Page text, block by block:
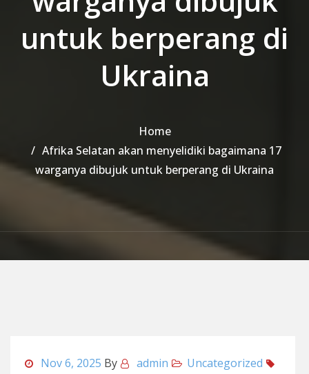
untuk berperang di
Ukraina
Home
Afrika Selatan akan menyelidiki bagaimana 17
warganya dibujuk untuk berperang di Ukraina
Nov 6, 2025 By admin
Uncategorized